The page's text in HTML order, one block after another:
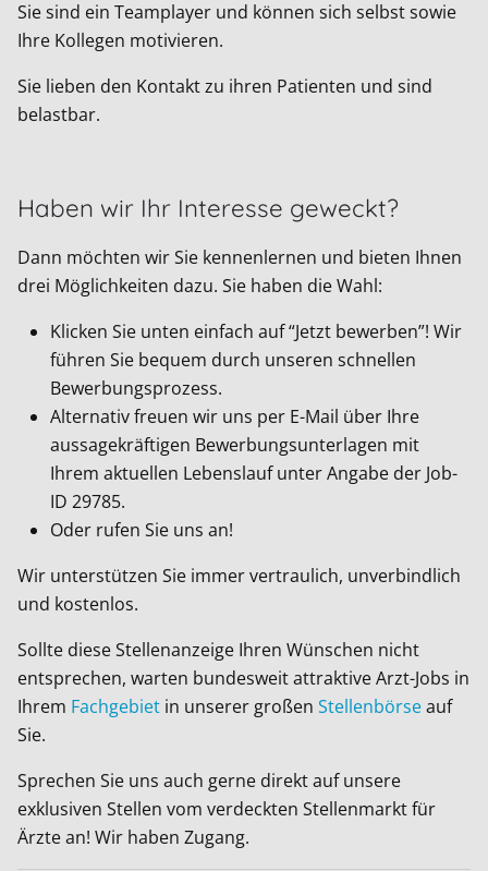
Sie sind ein Teamplayer und können sich selbst sowie
Ihre Kollegen motivieren.
Sie lieben den Kontakt zu ihren Patienten und sind
belastbar.
Haben wir Ihr Interesse geweckt?
Dann möchten wir Sie kennenlernen und bieten Ihnen
drei Möglichkeiten dazu. Sie haben die Wahl:
Klicken Sie unten einfach auf “Jetzt bewerben”! Wir
führen Sie bequem durch unseren schnellen
Bewerbungsprozess.
Alternativ freuen wir uns per E-Mail über Ihre
aussagekräftigen Bewerbungsunterlagen mit
Ihrem aktuellen Lebenslauf unter Angabe der Job-
ID 29785.
Oder rufen Sie uns an!
Wir unterstützen Sie immer vertraulich, unverbindlich
und kostenlos.
Sollte diese Stellenanzeige Ihren Wünschen nicht
entsprechen, warten bundesweit attraktive Arzt-Jobs in
Ihrem Fachgebiet in unserer großen Stellenbörseauf
Sie.
Sprechen Sie uns auch gerne direkt auf unsere
exklusiven Stellen vom verdeckten Stellenmarkt für
Ärzte an! Wir haben Zugang.